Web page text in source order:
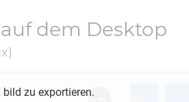
dem Desktop
bild zu exportieren.